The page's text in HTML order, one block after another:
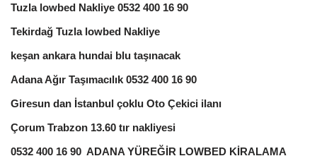
Tuzla lowbed Nakliye 0532 400 16 90
Tekirdağ Tuzla lowbed Nakliye
keşan ankara hundai blu taşınacak
Adana Ağır Taşımacılık 0532 400 16 90
Giresun dan İstanbul çoklu Oto Çekici ilanı
Çorum Trabzon 13.60 tır nakliyesi
0532 400 16 90 ADANA YÜREĞİR LOWBED KİRALAMA